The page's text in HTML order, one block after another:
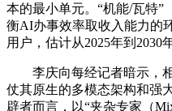
本的最小单元。“机能/瓦特”
衡AI办事效率取收入能力的
用户，估计从2025年到2030
李庆向每经记者暗示，相
仗其原生的多模态架构和强
辟者而言，以“夹杂专家（